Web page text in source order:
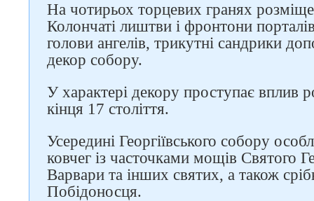
На чотирьох торцевих гранях
Колончаті лиштви і фронтони
голови ангелів, трикутні сандрики
декор собору.
У характері декору проступає вплив
кінця 17 століття.
Усередині Георгіївського собору
ковчег із часточками мощів Святого
Варвари та інших святих, а також
Побідоносця.